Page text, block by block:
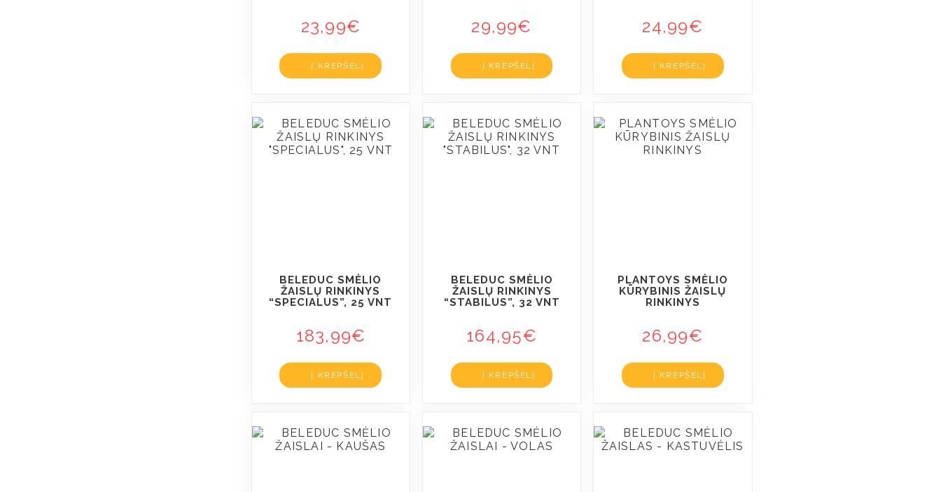
23,99€
Į KREPŠELĮ
29,99€
Į KREPŠELĮ
24,99€
Į KREPŠELĮ
BELEDUC SMĖLIO
ŽAISLŲ RINKINYS
“SPECIALUS”, 25 VNT
183,99€
Į KREPŠELĮ
BELEDUC SMĖLIO
ŽAISLŲ RINKINYS
“STABILUS”, 32 VNT
164,95€
Į KREPŠELĮ
PLANTOYS SMĖLIO
KŪRYBINIS ŽAISLŲ
RINKINYS
26,99€
Į KREPŠELĮ